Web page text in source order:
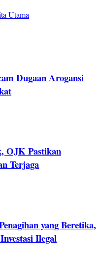
Utama
Dugaan Arogansi
OJK Pastikan
Terjaga
yang Beretika,
Ilegal